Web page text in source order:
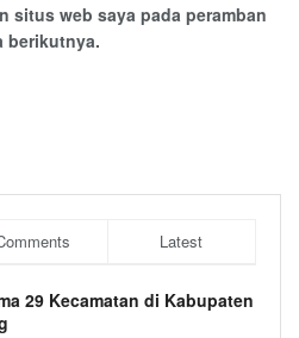
situs web saya pada peramban
berikutnya.
Latest
29 Kecamatan di Kabupaten